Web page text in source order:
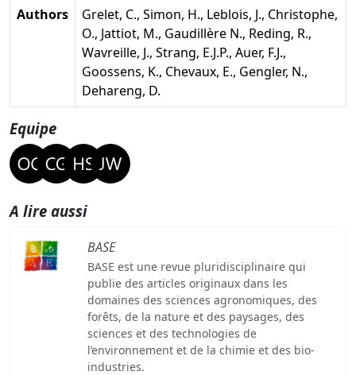
Authors
Grelet, C., Simon, H., Leblois, J., Christophe,
O., Jattiot, M., Gaudillère N., Reding, R.,
Wavreille, J., Strang, E.J.P., Auer, F.J.,
Goossens, K., Chevaux, E., Gengler, N.,
Dehareng, D.
Equipe
A lire aussi
BASE
BASE est une revue pluridisciplinaire qui
publie des articles originaux dans les
domaines des sciences agronomiques, des
forêts, de la nature et des paysages, des
sciences et des technologies de
l’environnement et de la chimie et des bio-
industries.